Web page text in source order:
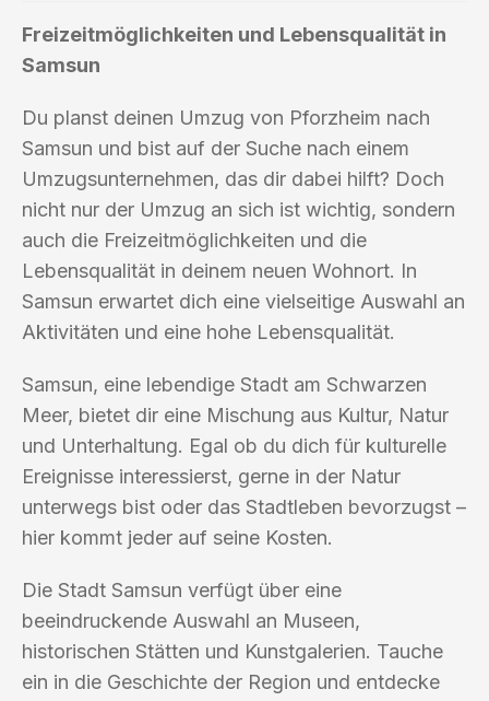
Freizeitmöglichkeiten und Lebensqualität in
Samsun
Du planst deinen Umzug von Pforzheim nach
Samsun und bist auf der Suche nach einem
Umzugsunternehmen, das dir dabei hilft? Doch
nicht nur der Umzug an sich ist wichtig, sondern
auch die Freizeitmöglichkeiten und die
Lebensqualität in deinem neuen Wohnort. In
Samsun erwartet dich eine vielseitige Auswahl an
Aktivitäten und eine hohe Lebensqualität.
Samsun, eine lebendige Stadt am Schwarzen
Meer, bietet dir eine Mischung aus Kultur, Natur
und Unterhaltung. Egal ob du dich für kulturelle
Ereignisse interessierst, gerne in der Natur
unterwegs bist oder das Stadtleben bevorzugst –
hier kommt jeder auf seine Kosten.
Die Stadt Samsun verfügt über eine
beeindruckende Auswahl an Museen,
historischen Stätten und Kunstgalerien. Tauche
ein in die Geschichte der Region und entdecke